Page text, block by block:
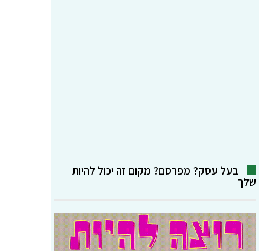
בעל עסק? מפרסם? מקום זה יכול להיות
שלך